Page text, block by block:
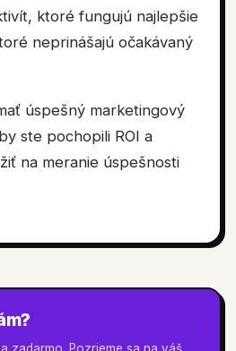
ktoré fungujú najlepšie
neprinášajú očakávaný
úspešný marketingový
ste pochopili ROI a
na meranie úspešnosti